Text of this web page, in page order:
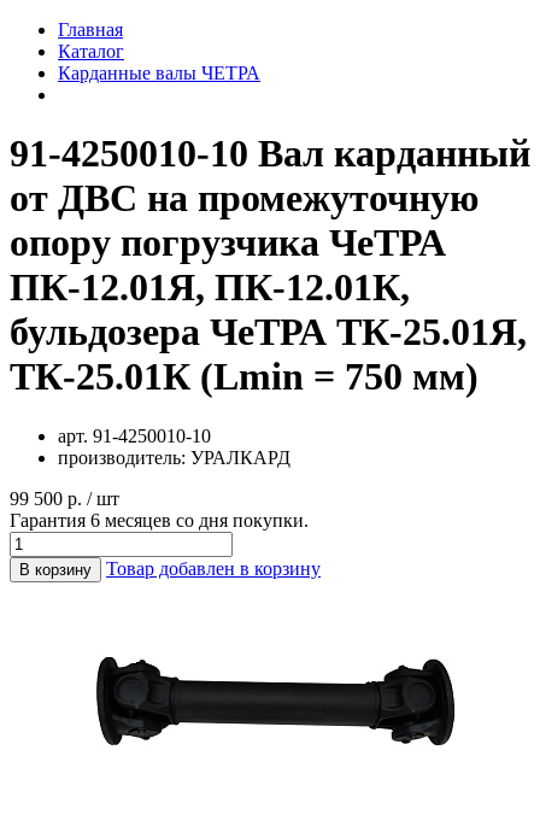
Главная
Каталог
Карданные валы ЧЕТРА
91-4250010-10 Вал карданный
от ДВС на промежуточную
опору погрузчика ЧеТРА
ПК-12.01Я, ПК-12.01К,
бульдозера ЧеТРА ТК-25.01Я,
ТК-25.01К (Lmin = 750 мм)
арт. 91-4250010-10
производитель: УРАЛКАРД
99 500 р. / шт
Гарантия 6 месяцев со дня покупки.
В корзину Товар добавлен в корзину